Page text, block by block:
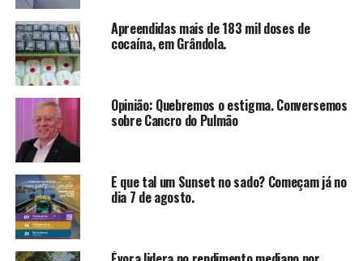
Apreendidas mais de 183 mil doses de
cocaína, em Grândola.
Opinião: Quebremos o estigma. Conversemos
sobre Cancro do Pulmão
E que tal um Sunset no sado? Começam já no
dia 7 de agosto.